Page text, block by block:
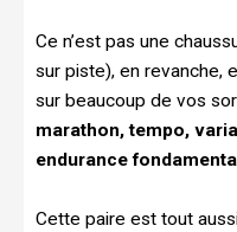
Ce n’est pas une
sur piste), en revanche,
sur beaucoup de vos
marathon, tempo,
endurance
Cette paire est tout